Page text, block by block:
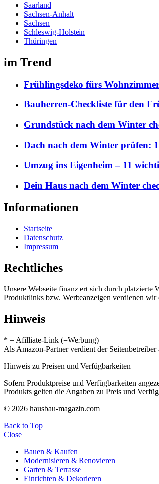
Saarland
Sachsen-Anhalt
Sachsen
Schleswig-Holstein
Thüringen
im Trend
Frühlingsdeko fürs
Bauherren-Checkliste für den
Grundstück nach dem Winter
Dach nach dem Winter prüfen:
Umzug ins Eigenheim – 11
Dein Haus nach dem Winter
Informationen
Startseite
Datenschutz
Impressum
Rechtliches
Unsere Webseite finanziert sich durch
Produktlinks bzw. Werbeanzeigen verdienen
Hinweis
* = Afilliate-Link (=Werbung)
Als Amazon-Partner verdient der
Hinweis zu Preisen und Verfügbarkeiten
Sofern Produktpreise und Verfügbarkeiten
Produkts gelten die Angaben zu Preis und
© 2026 hausbau-magazin.com
Back to Top
Close
Bauen & Kaufen
Modernisieren & Renovieren
Garten & Terrasse
Einrichten & Dekorieren